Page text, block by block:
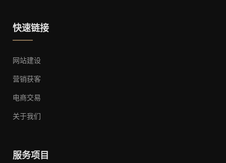
快速链接
网站建设
营销获客
电商交易
关于我们
服务项目